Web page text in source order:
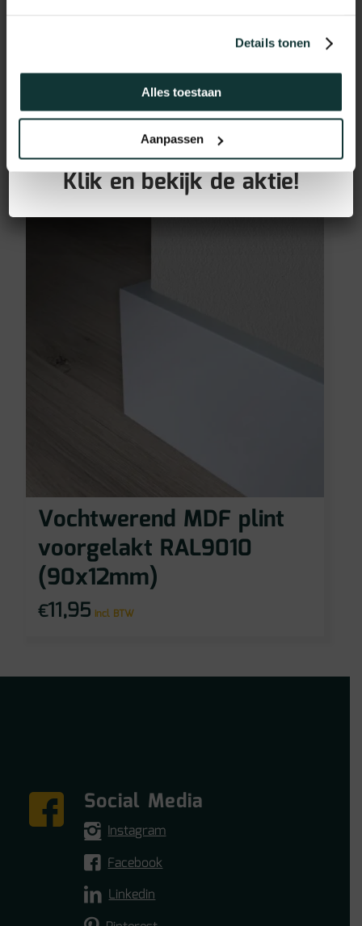
Details tonen
Alles toestaan
Aanpassen
Vochtwerend MDF plint
voorgelakt RAL9016
(90x15mm)
€12,95 incl BTW
Vochtwerend MDF plint
voorgelakt RAL9010
(90x12mm)
€11,95 incl BTW
Social Media
Instagram
Facebook
Linkedin
GRATIS PLINTEN bij aankoop
van jouw vloer!
Klik en bekijk de aktie!